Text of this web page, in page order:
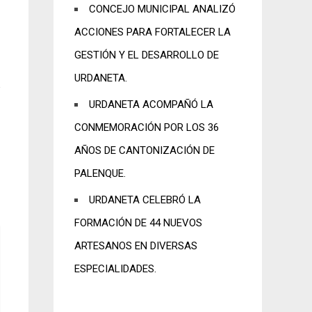
CONCEJO MUNICIPAL ANALIZÓ
ACCIONES PARA FORTALECER LA
GESTIÓN Y EL DESARROLLO DE
URDANETA.
URDANETA ACOMPAÑÓ LA
CONMEMORACIÓN POR LOS 36
AÑOS DE CANTONIZACIÓN DE
PALENQUE.
URDANETA CELEBRÓ LA
FORMACIÓN DE 44 NUEVOS
ARTESANOS EN DIVERSAS
ESPECIALIDADES.